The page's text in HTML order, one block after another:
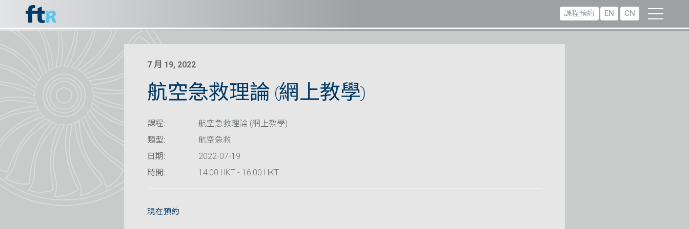
課程預約 EN CN
7 月 19, 2022
航空急救理論 (網上教學)
課程:
航空急救理論 (網上教學)
類型:
航空急救
日期:
2022-07-19
時間:
14:00 HKT - 16:00 HKT
現在預約